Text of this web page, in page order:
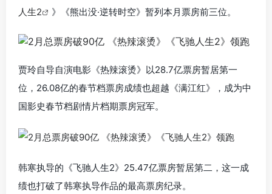
人生2
》《熊出没·逆转时空》暂列本月票房前三位。
贾玲自导自演电影《热辣滚烫》以28.7亿票房暂居第一
位，26.08亿的春节档票房成绩也超越《满江红》，成为中
国影史春节档剧情片档期票房冠军。
韩寒执导的《飞驰人生2》25.47亿票房暂居第二，这一成
绩也打破了韩寒执导作品的最高票房纪录。